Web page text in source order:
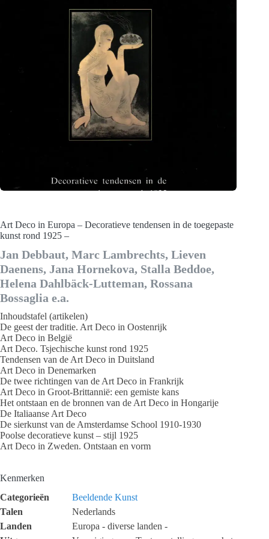
Art Deco in Europa – Decoratieve tendensen in de toegepaste
kunst rond 1925 –
Jan Debbaut, Marc Lambrechts, Lieven
Daenens, Jana Hornekova, Stalla Beddoe,
Helena Dahlbäck-Lutteman, Rossana
Bossaglia e.a.
Inhoudstafel (artikelen)
De geest der traditie. Art Deco in Oostenrijk
Art Deco in België
Art Deco. Tsjechische kunst rond 1925
Tendensen van de Art Deco in Duitsland
Art Deco in Denemarken
De twee richtingen van de Art Deco in Frankrijk
Art Deco in Groot-Brittannië: een gemiste kans
Het ontstaan en de bronnen van de Art Deco in Hongarije
De Italiaanse Art Deco
De sierkunst van de Amsterdamse School 1910-1930
Poolse decoratieve kunst – stijl 1925
Art Deco in Zweden. Ontstaan en vorm
Kenmerken
Categorieën
Beeldende Kunst
Talen
Nederlands
Landen
Europa - diverse landen -